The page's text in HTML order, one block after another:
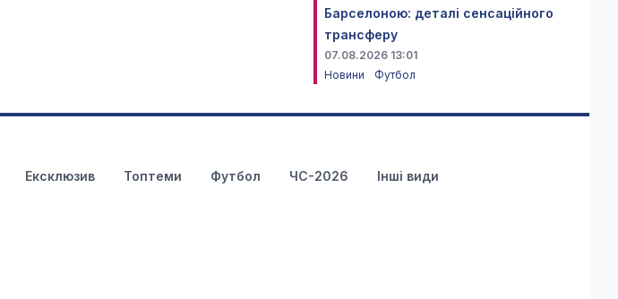
Барселоною: деталі сенсаційного
трансферу
07.08.2026 13:01
Новини
Футбол
Ексклюзив Топтеми Футбол ЧС-2026 Інші види